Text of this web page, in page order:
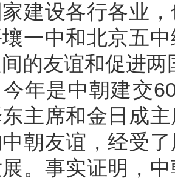
建设各行各业
一中和北京五
的友谊和促进
是中朝建交60
主席和金日成
朝友谊，经受
。事实证明，